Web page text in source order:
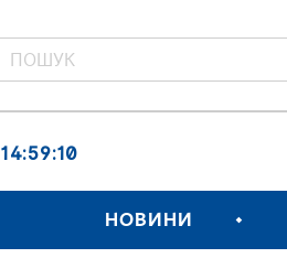
НОВИНИ